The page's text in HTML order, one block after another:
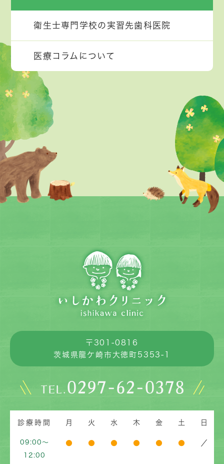
衛生士専門学校の実習先歯科医院
医療コラムについて
〒301-0816
茨城県龍ケ崎市大徳町5353-1
TEL. 0297-62-0378
診療時間 月 火 水 木 金 土 日
09:00～
12:00
● ● ● ● ● ● ／